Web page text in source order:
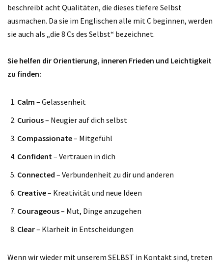
beschreibt acht Qualitäten, die dieses tiefere Selbst
ausmachen. Da sie im Englischen alle mit C beginnen, werden
sie auch als „die 8 Cs des Selbst“ bezeichnet.
Sie helfen dir Orientierung, inneren Frieden und Leichtigkeit
zu finden:
Calm – Gelassenheit
Curious– Neugier auf dich selbst
Compassionate– Mitgefühl
Confident– Vertrauen in dich
Connected – Verbundenheit zu dir und anderen
Creative– Kreativität und neue Ideen
Courageous– Mut, Dinge anzugehen
Clear– Klarheit in Entscheidungen
Wenn wir wieder mit unserem SELBST in Kontakt sind, treten